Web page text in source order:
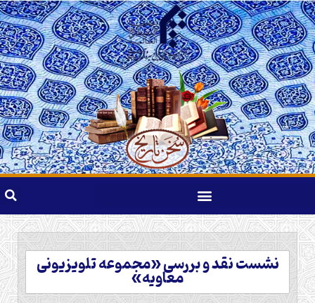
نشست نقد و بررسی «مجموعه تلویزیونی
معاویه»